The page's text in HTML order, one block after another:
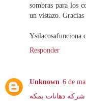
sombras para los
un vistazo.
Responder
Unknown 6 de
شركه دهانات بمكه